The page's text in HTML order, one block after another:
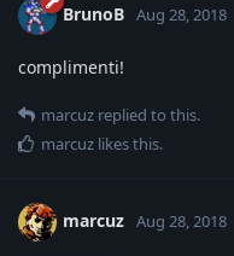
BrunoB Aug 28, 2018
complimenti!
marcuz replied to this.
marcuz likes this.
marcuz Aug 28, 2018